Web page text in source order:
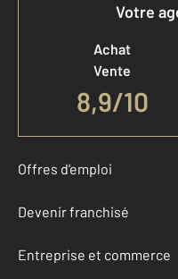
Votre
Achat
Vente
8,9/10
Offres d'emploi
Devenir franchisé
Entreprise et commerce